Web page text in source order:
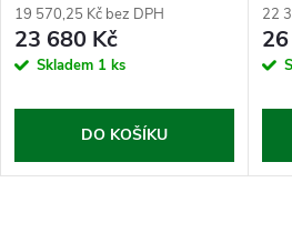
19 570,25 Kč bez DPH
23 680 Kč
Skladem 1 ks
DO KOŠÍKU
22